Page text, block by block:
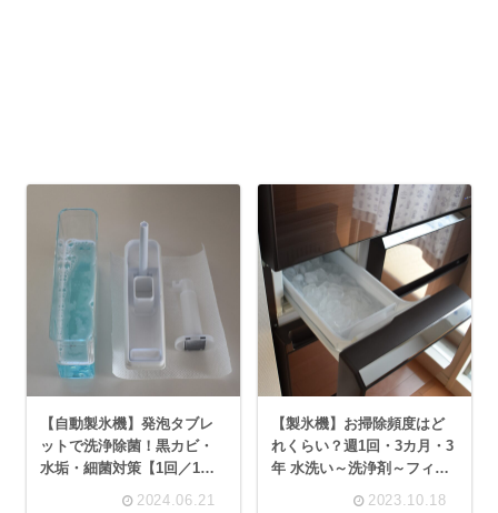
【自動製氷機】発泡タブレ
ットで洗浄除菌！黒カビ・
水垢・細菌対策【1回／1～2
2024.06.21
【製氷機】お掃除頻度はど
れくらい？週1回・3カ月・3
年 水洗い～洗浄剤～フィル
2023.10.18